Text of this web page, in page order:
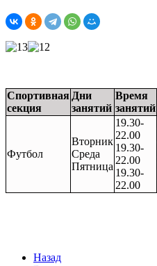
Спортивная
секция
Дни
занятий
Время
занятий
Футбол
Вторник
Среда
Пятница
19.30-
22.00
19.30-
22.00
19.30-
22.00
Назад